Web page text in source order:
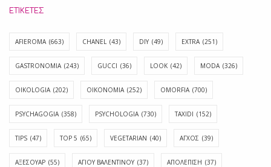
ΕΤΙΚΈΤΕΣ
AFIEROMA (663) CHANEL (43) DIY (49) EXTRA (251)
GASTRONOMIA (243) GUCCI (36) LOOK (42) MODA (326)
OIKOLOGIA (202) OIKONOMIA (252) OMORFIA (700)
PSYCHAGOGIA (358) PSYCHOLOGIA (730) TAXIDI (152)
TIPS (47) TOP 5 (65) VEGETARIAN (40) ΑΓΧΟΣ (39)
ΑΞΕΣΟΥΑΡ (55) ΑΓΊΟΥ ΒΑΛΕΝΤΊΝΟΥ (37) ΑΠΟΛΈΠΙΣΗ (37)